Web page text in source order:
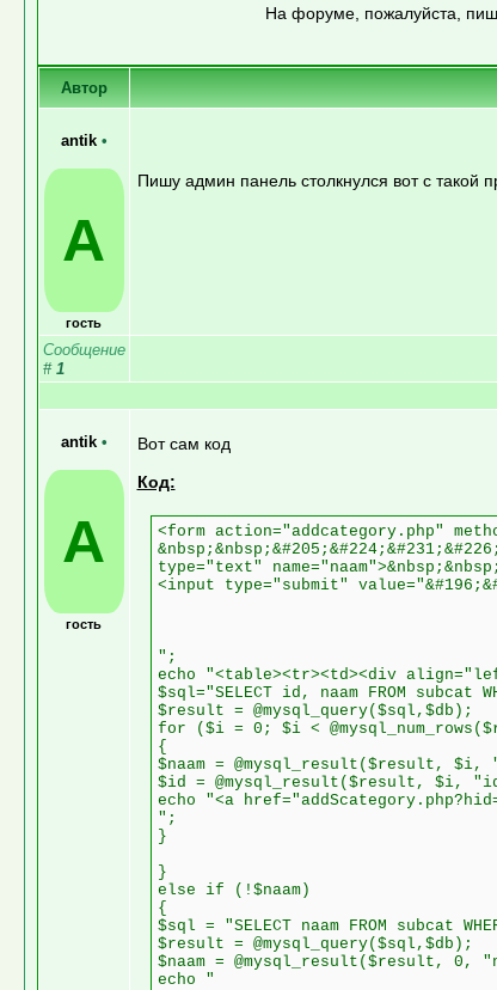
На форуме, пожалуйста,
Автор
antik •
A
гость
Пишу админ панель столкнулся вот с такой
Сообщение
# 1
antik •
A
гость
Вот сам код
Код:
<form action="addcategory.php"
type="text" name="naam">&nbsp;&nbsp;
<input type="submit"
";
echo "<table><tr><td><div
$sql="SELECT id, naam FROM subcat
$result = @mysql_query($sql,$db);
for ($i = 0; $i <
{
$naam = @mysql_result($result, $i,
$id = @mysql_result($result, $i,
echo "<a
";
}
}
else if (!$naam)
{
$sql = "SELECT naam FROM subcat
$result = @mysql_query($sql,$db);
$naam = @mysql_result($result, 0,
echo "